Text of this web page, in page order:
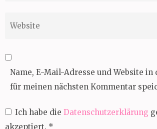
Name, E-Mail-Adresse und Website in
für meinen nächsten Kommentar
Ich habe die Datenschutzerklärung
akzeptiert. *